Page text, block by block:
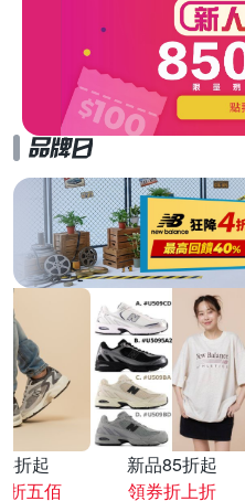
折起
折五佰
新品85折起
領券折上折